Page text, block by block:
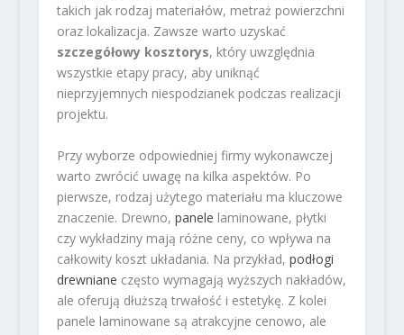
takich jak rodzaj materiałów, metraż powierzchni
oraz lokalizacja. Zawsze warto uzyskać
szczegółowy kosztorys, który uwzględnia
wszystkie etapy pracy, aby uniknąć
nieprzyjemnych niespodzianek podczas realizacji
projektu.
Przy wyborze odpowiedniej firmy wykonawczej
warto zwrócić uwagę na kilka aspektów. Po
pierwsze, rodzaj użytego materiału ma kluczowe
znaczenie. Drewno, panele laminowane, płytki
czy wykładziny mają różne ceny, co wpływa na
całkowity koszt układania. Na przykład, podłogi
drewniane często wymagają wyższych nakładów,
ale oferują dłuższą trwałość i estetykę. Z kolei
panele laminowane są atrakcyjne cenowo, ale